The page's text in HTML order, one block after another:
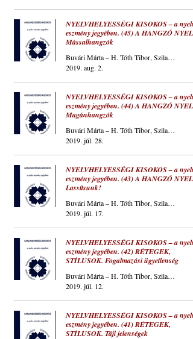
NYELVHELYESSÉGI KISOKOS – a nyelvi
eszmény jegyében. (45) A HANGZÓ NYELV.
Mássalhangzók
Buvári Márta – H. Tóth Tibor, Szilaj Csikó
2019. aug. 2.
NYELVHELYESSÉGI KISOKOS – a nyelvi
eszmény jegyében. (44) A HANGZÓ NYELV.
Magánhangzók
Buvári Márta – H. Tóth Tibor, Szilaj Csikó
2019. júl. 28.
NYELVHELYESSÉGI KISOKOS – a nyelvi
eszmény jegyében. (43) A HANGZÓ NYELV.
Lassítsunk!
Buvári Márta – H. Tóth Tibor, Szilaj Csikó
2019. júl. 17.
NYELVHELYESSÉGI KISOKOS – a nyelvi
eszmény jegyében. (42) RÉTEGEK,
STÍLUSOK. Fogalmazási ügyetlenség
Buvári Márta – H. Tóth Tibor, Szilaj Csikó
2019. júl. 12.
NYELVHELYESSÉGI KISOKOS – a nyelvi
eszmény jegyében. (41) RÉTEGEK,
STÍLUSOK. Táji jelenségek